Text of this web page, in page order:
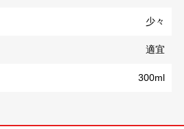
少々
適宜
300ml